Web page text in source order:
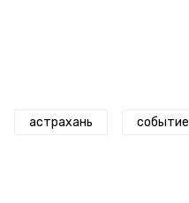
астрахань событие